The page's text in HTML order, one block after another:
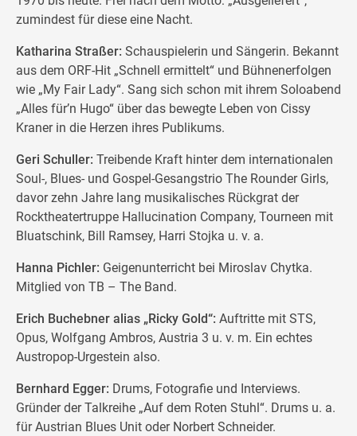
zumindest für diese eine Nacht.
Katharina Straßer: Schauspielerin und Sängerin. Bekannt
aus dem ORF-Hit „Schnell ermittelt“ und Bühnenerfolgen
wie „My Fair Lady“. Sang sich schon mit ihrem Soloabend
„Alles für’n Hugo“ über das bewegte Leben von Cissy
Kraner in die Herzen ihres Publikums.
Geri Schuller: Treibende Kraft hinter dem internationalen
Soul-, Blues- und Gospel-Gesangstrio The Rounder Girls,
davor zehn Jahre lang musikalisches Rückgrat der
Rocktheatertruppe Hallucination Company, Tourneen mit
Bluatschink, Bill Ramsey, Harri Stojka u. v. a.
Hanna Pichler: Geigenunterricht bei Miroslav Chytka.
Mitglied von TB – The Band.
Erich Buchebner alias „Ricky Gold“: Auftritte mit STS,
Opus, Wolfgang Ambros, Austria 3 u. v. m. Ein echtes
Austropop-Urgestein also.
Bernhard Egger: Drums, Fotografie und Interviews.
Gründer der Talkreihe „Auf dem Roten Stuhl“. Drums u. a.
für Austrian Blues Unit oder Norbert Schneider.